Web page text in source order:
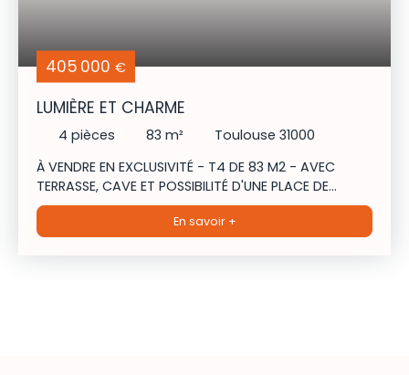
405 000 €
LUMIÈRE ET CHARME
4 pièces 83 m²
Toulouse 31000
À VENDRE EN EXCLUSIVITÉ - T4 DE 83 M2 - AVEC
TERRASSE, CAVE ET POSSIBILITÉ D'UNE PLACE DE
PARKING - QUARTIER LES CHALETS - SECTEUR 31000
TOULOUSE Venez découvrir ce CHARMANT T3
En savoir +